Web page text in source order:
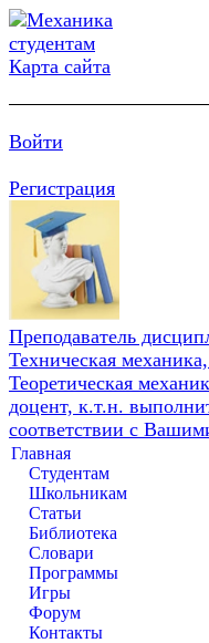
Карта сайта
Войти
Регистрация
Преподаватель
Техническая
Теоретическая
доцент, к.т.н.
соответствии с
Главная
Студентам
Школьникам
Статьи
Библиотека
Словари
Программы
Игры
Форум
Контакты